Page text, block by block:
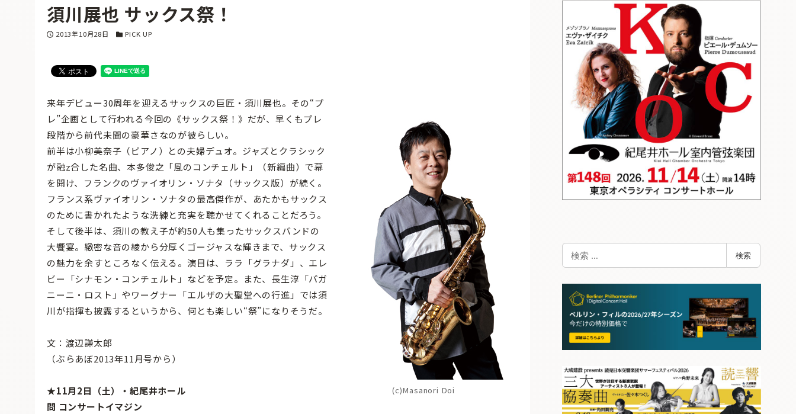
ぶらあぼブラス！
フォルテピアノ・オデッセイ
須川展也 サックス祭！
投稿日
2013年10月28日 カテゴリー
PICK UP
(c)Masanori Doi
来年デビュー30周年を迎えるサックスの巨匠・須川展也。その“プ
レ”企画として行われる今回の《サックス祭！》だが、早くもプレ
段階から前代未聞の豪華さなのが彼らしい。
前半は小柳美奈子（ピアノ）との夫婦デュオ。ジャズとクラシック
が融z合した名曲、本多俊之「風のコンチェルト」（新編曲）で幕
を開け、フランクのヴァイオリン・ソナタ（サックス版）が続く。
フランス系ヴァイオリン・ソナタの最高傑作が、あたかもサックス
のために書かれたような洗練と充実を聴かせてくれることだろう。
そして後半は、須川の教え子が約50人も集ったサックスバンドの
大饗宴。緻密な音の綾から分厚くゴージャスな輝きまで、サックス
の魅力を余すところなく伝える。演目は、ララ「グラナダ」、エレ
ビー「シナモン・コンチェルト」などを予定。また、長生淳「パガ
ニーニ・ロスト」やワーグナー「エルザの大聖堂への行進」では須
川が指揮も披露するというから、何とも楽しい“祭”になりそうだ。
文：渡辺謙太郎
（ぶらあぼ2013年11月号から）
★11月2日（土）・紀尾井ホール
問 コンサートイマジン
検
索
検索